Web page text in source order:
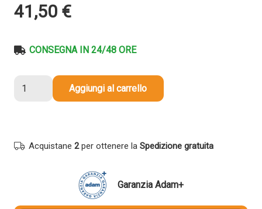
41,50 €
CONSEGNA IN 24/48 ORE
compatibile
370PC0KL
Aggiungi al carrello
Acquistane 2per ottenere la Spedizione gratuita
Garanzia Adam+